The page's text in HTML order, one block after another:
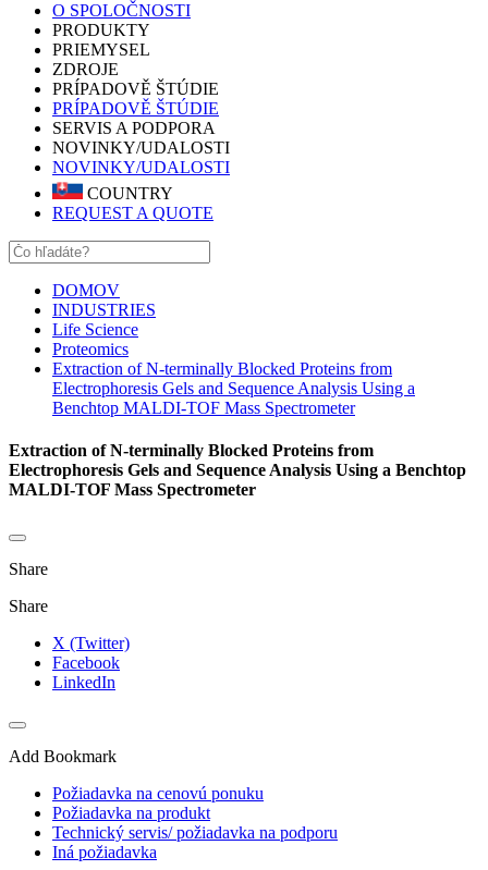
O SPOLOČNOSTI
PRODUKTY
PRIEMYSEL
ZDROJE
PRÍPADOVĚ ŠTÚDIE
PRÍPADOVĚ ŠTÚDIE
SERVIS A PODPORA
NOVINKY/UDALOSTI
NOVINKY/UDALOSTI
COUNTRY
REQUEST A QUOTE
DOMOV
INDUSTRIES
Life Science
Proteomics
Extraction of N-terminally Blocked Proteins from
Electrophoresis Gels and Sequence Analysis Using a
Benchtop MALDI-TOF Mass Spectrometer
Extraction of N-terminally Blocked Proteins from
Electrophoresis Gels and Sequence Analysis Using a Benchtop
MALDI-TOF Mass Spectrometer
Share
Share
X (Twitter)
Facebook
LinkedIn
Add Bookmark
Požiadavka na cenovú ponuku
Požiadavka na produkt
Technický servis/ požiadavka na podporu
Iná požiadavka